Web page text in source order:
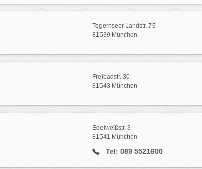
Tegernseer Landstr. 75
81539 München
Freibadstr. 30
81543 München
Edelweißstr. 3
81541 München
Tel: 089 5521600